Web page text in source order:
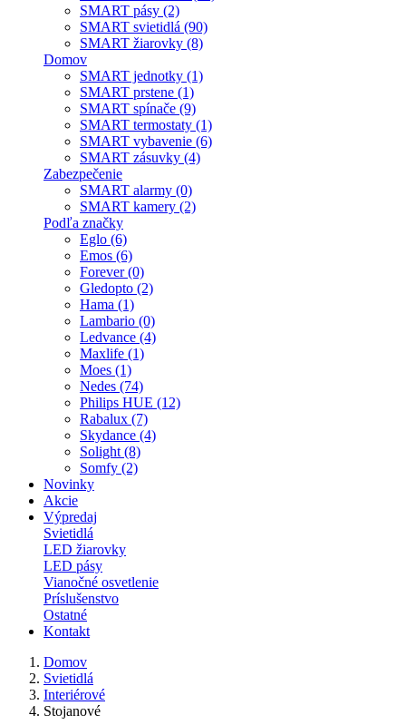
SMART pásy (2)
SMART svietidlá (90)
SMART žiarovky (8)
Domov
SMART jednotky (1)
SMART prstene (1)
SMART spínače (9)
SMART termostaty (1)
SMART vybavenie (6)
SMART zásuvky (4)
Zabezpečenie
SMART alarmy (0)
SMART kamery (2)
Podľa značky
Eglo (6)
Emos (6)
Forever (0)
Gledopto (2)
Hama (1)
Lambario (0)
Ledvance (4)
Maxlife (1)
Moes (1)
Nedes (74)
Philips HUE (12)
Rabalux (7)
Skydance (4)
Solight (8)
Somfy (2)
Novinky
Akcie
Výpredaj
Svietidlá
LED žiarovky
LED pásy
Vianočné osvetlenie
Príslušenstvo
Ostatné
Kontakt
Domov
Svietidlá
Interiérové
Stojanové